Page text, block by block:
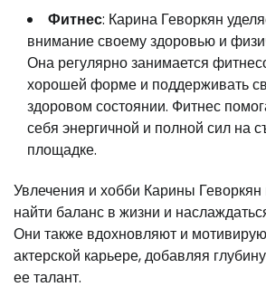
Фитнес: Карина Геворкян
внимание своему здоровью и
Она регулярно занимается
хорошей форме и поддерживать
здоровом состоянии. Фитнес
себя энергичной и полной сил на
площадке.
Увлечения и хобби Карины
найти баланс в жизни и
Они также вдохновляют и
актерской карьере, добавляя
ее талант.